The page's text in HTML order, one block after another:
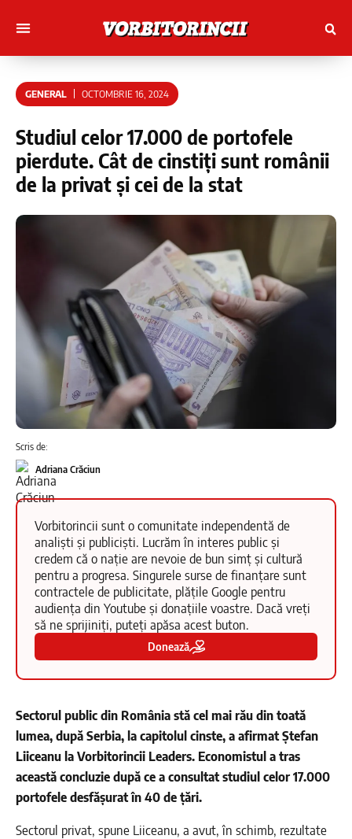
GENERAL OCTOMBRIE 16, 2024
Studiul celor 17.000 de portofele
pierdute. Cât de cinstiți sunt românii
de la privat și cei de la stat
Scris de:
Adriana Crăciun
Vorbitorincii sunt o comunitate independentă de
analiști și publiciști. Lucrăm în interes public și
credem că o nație are nevoie de bun simț și cultură
pentru a progresa. Singurele surse de finanțare sunt
contractele de publicitate, plățile Google pentru
audiența din Youtube și donațiile voastre. Dacă vreți
să ne sprijiniți, puteți apăsa acest buton.
Donează
Sectorul public din România stă cel mai rău din toată
lumea, după Serbia, la capitolul cinste, a afirmat Ștefan
Liiceanu la Vorbitorincii Leaders. Economistul a tras
această concluzie după ce a consultat studiul celor 17.000
portofele desfășurat în 40 de țări.
Sectorul privat, spune Liiceanu, a avut, în schimb, rezultate